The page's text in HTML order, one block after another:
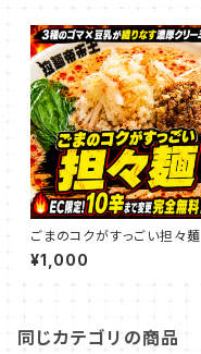
ごまのコクがすっごい担々麺
¥1,000
同じカテゴリの商品